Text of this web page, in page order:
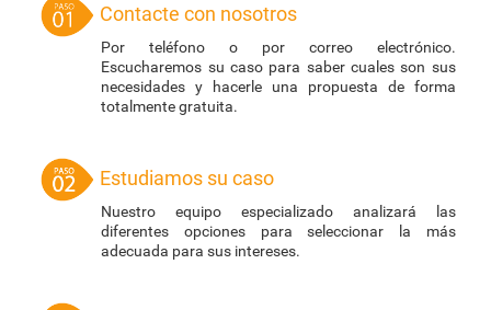
Contacte con nosotros
Por teléfono o por correo electrónico.
Escucharemos su caso para saber cuales son sus
necesidades y hacerle una propuesta de forma
totalmente gratuita.
Estudiamos su caso
Nuestro equipo especializado analizará las
diferentes opciones para seleccionar la más
adecuada para sus intereses.